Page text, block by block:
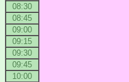
08:30
08:45
09:00
09:15
09:30
09:45
10:00